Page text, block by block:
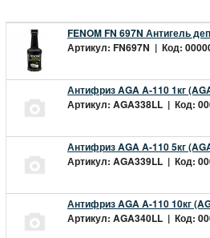
FENOM FN 697N Антигель
Артикул: FN697N | Код:
Антифриз AGA A-110 1кг
Артикул: AGA338LL | Код:
Антифриз AGA A-110 5кг
Артикул: AGA339LL | Код:
Антифриз AGA A-110 10кг
Артикул: AGA340LL | Код: